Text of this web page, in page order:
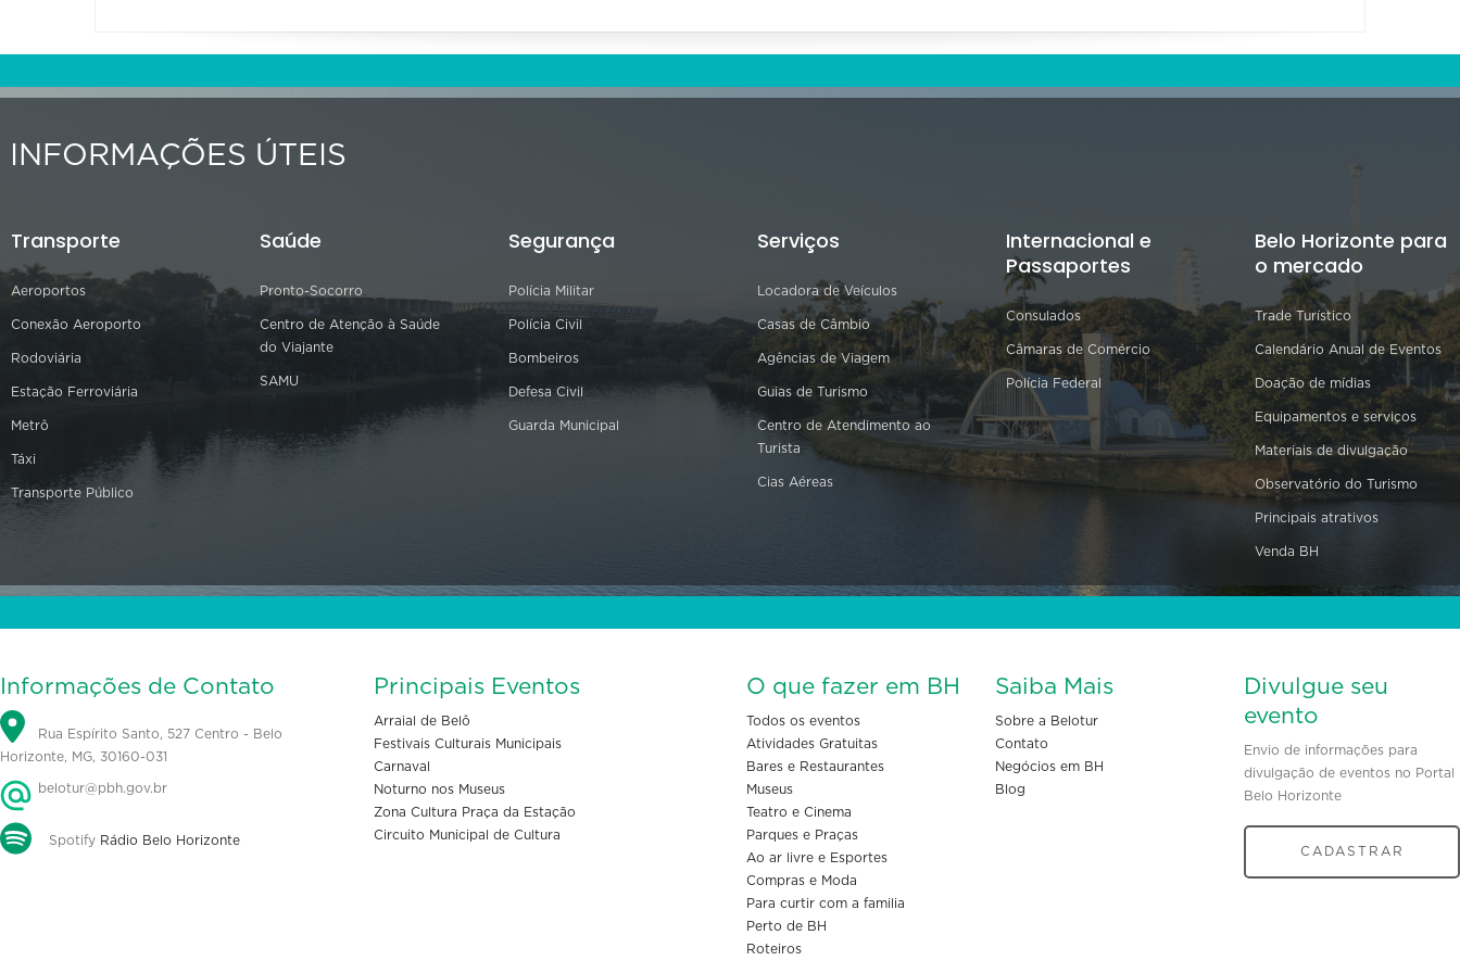
INFORMAÇÕES ÚTEIS
Transporte
Aeroportos
Conexão Aeroporto
Rodoviária
Estação Ferroviária
Metrô
Táxi
Transporte Público
Saúde
Pronto-Socorro
Centro de Atenção à Saúde
do Viajante
SAMU
Segurança
Polícia Militar
Polícia Civil
Bombeiros
Defesa Civil
Guarda Municipal
Serviços
Locadora de Veículos
Casas de Câmbio
Agências de Viagem
Guias de Turismo
Centro de Atendimento ao
Turista
Cias Aéreas
Internacional e
Passaportes
Consulados
Câmaras de Comércio
Polícia Federal
Belo Horizonte para
o mercado
Trade Turístico
Calendário Anual de Eventos
Doação de mídias
Equipamentos e serviços
Materiais de divulgação
Observatório do Turismo
Principais atrativos
Venda BH
Informações de Contato
Rua Espírito Santo, 527 Centro - Belo
Horizonte, MG, 30160-031
belotur@pbh.gov.br
Spotify Rádio Belo Horizonte
Principais Eventos
Arraial de Belô
Festivais Culturais Municipais
Carnaval
Noturno nos Museus
Zona Cultura Praça da Estação
Circuito Municipal de Cultura
O que fazer em BH
Todos os eventos
Atividades Gratuitas
Bares e Restaurantes
Museus
Teatro e Cinema
Parques e Praças
Ao ar livre e Esportes
Compras e Moda
Para curtir com a familia
Perto de BH
Roteiros
Saiba Mais
Sobre a Belotur
Contato
Negócios em BH
Blog
Divulgue seu
evento
Envio de informações para
divulgação de eventos no Portal
Belo Horizonte
CADASTRAR